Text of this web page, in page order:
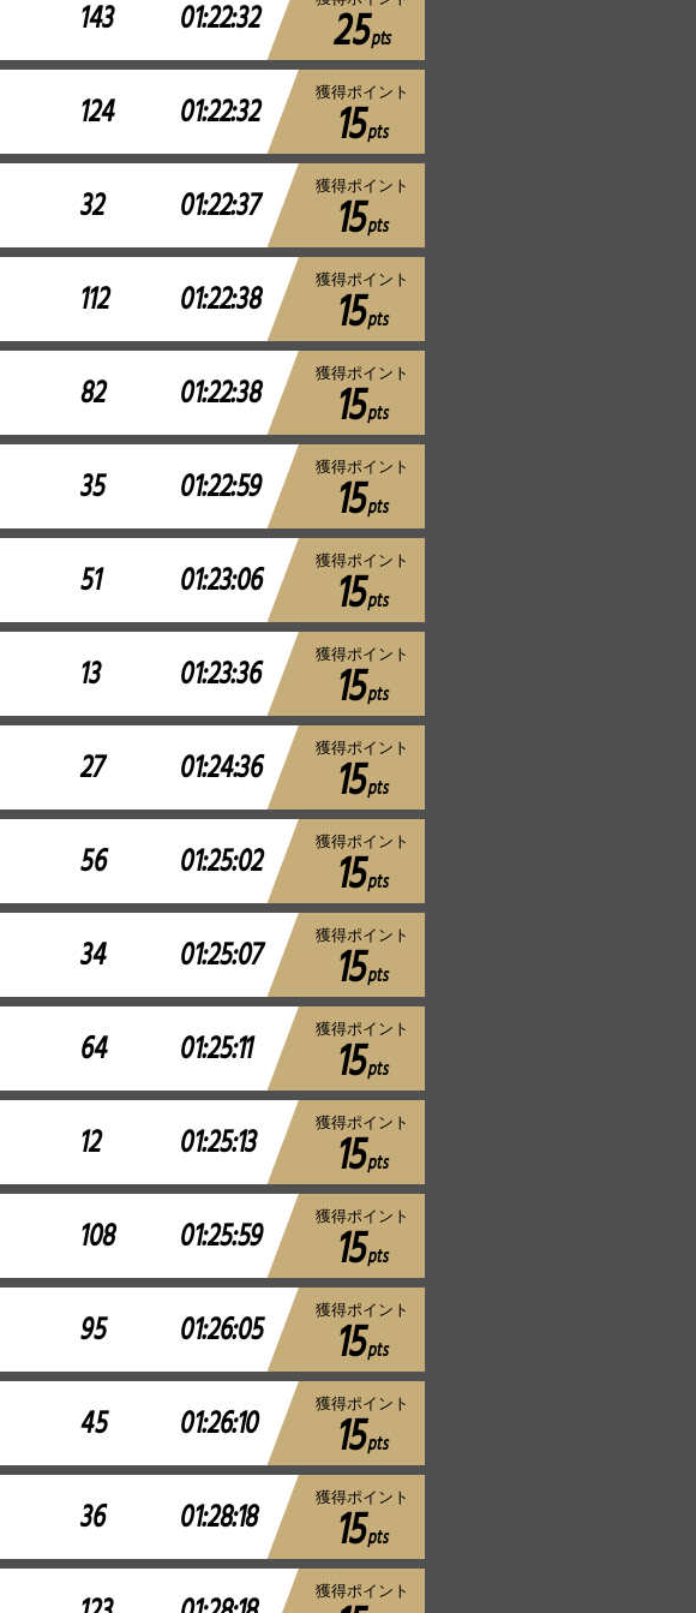
143 01:22:32 25pts
124 01:22:32 獲得ポイント
15pts
32 01:22:37 獲得ポイント
15pts
112 01:22:38 獲得ポイント
15pts
82 01:22:38 獲得ポイント
15pts
35 01:22:59 獲得ポイント
15pts
51 01:23:06 獲得ポイント
15pts
13 01:23:36 獲得ポイント
15pts
27 01:24:36 獲得ポイント
15pts
56 01:25:02 獲得ポイント
15pts
34 01:25:07 獲得ポイント
15pts
64 01:25:11 獲得ポイント
15pts
12 01:25:13 獲得ポイント
15pts
108 01:25:59 獲得ポイント
15pts
95 01:26:05 獲得ポイント
15pts
45 01:26:10 獲得ポイント
15pts
36 01:28:18 獲得ポイント
15pts
獲得ポイント